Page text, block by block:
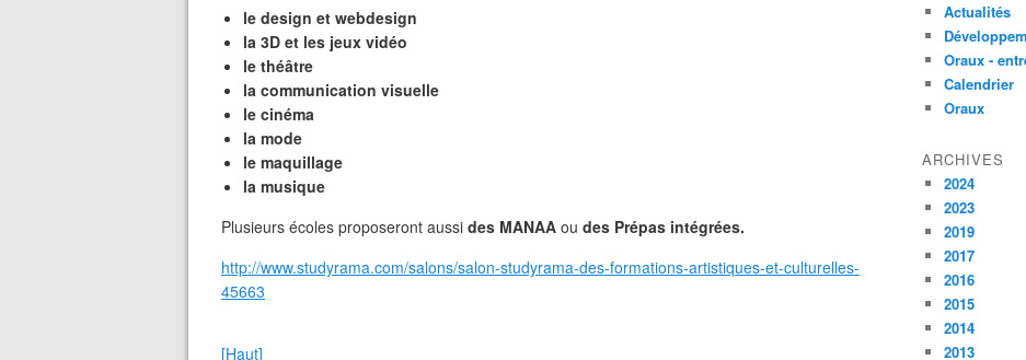
le design et webdesign
la 3D et les jeux vidéo
le théâtre
la communication visuelle
le cinéma
la mode
le maquillage
la musique
Plusieurs écoles proposeront aussi des MANAA ou des Prépas intégrées.
http://www.studyrama.com/salons/salon-studyrama-des-formations-artistiques-et-culturelles-
45663
[Haut]
Actualités
Oraux -
Calendrier
Oraux
ARCHIVES
2024
2023
2019
2017
2016
2015
2014
2013